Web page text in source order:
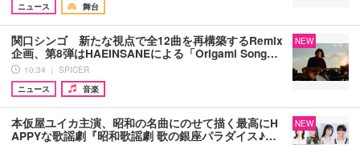
ニュース
舞台
関口シンゴ 新たな視点で全12曲を再構築するRemix
企画、第8弾はHAEINSANEによる「Origami Song…
10:34 ｜ SPICER
ニュース
音楽
NEW
本仮屋ユイカ主演、昭和の名曲にのせて描く最高にH
APPYな歌謡劇『昭和歌謡劇 歌の銀座パラダイス♪…
NEW